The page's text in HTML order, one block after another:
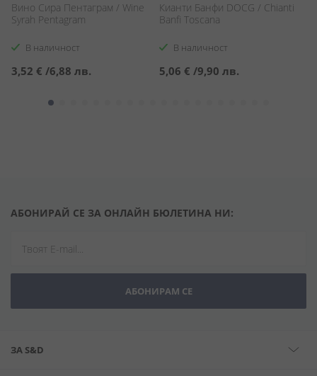
Вино Сира Пентаграм / Wine
Syrah Pentagram
В наличност
3,52 € /6,88 лв.
Кианти Банфи DOCG / Chianti
Banfi Toscana
В наличност
5,06 € /9,90 лв.
АБОНИРАЙ СЕ ЗА ОНЛАЙН БЮЛЕТИНА НИ:
АБОНИРАМ СЕ
ЗА S&D